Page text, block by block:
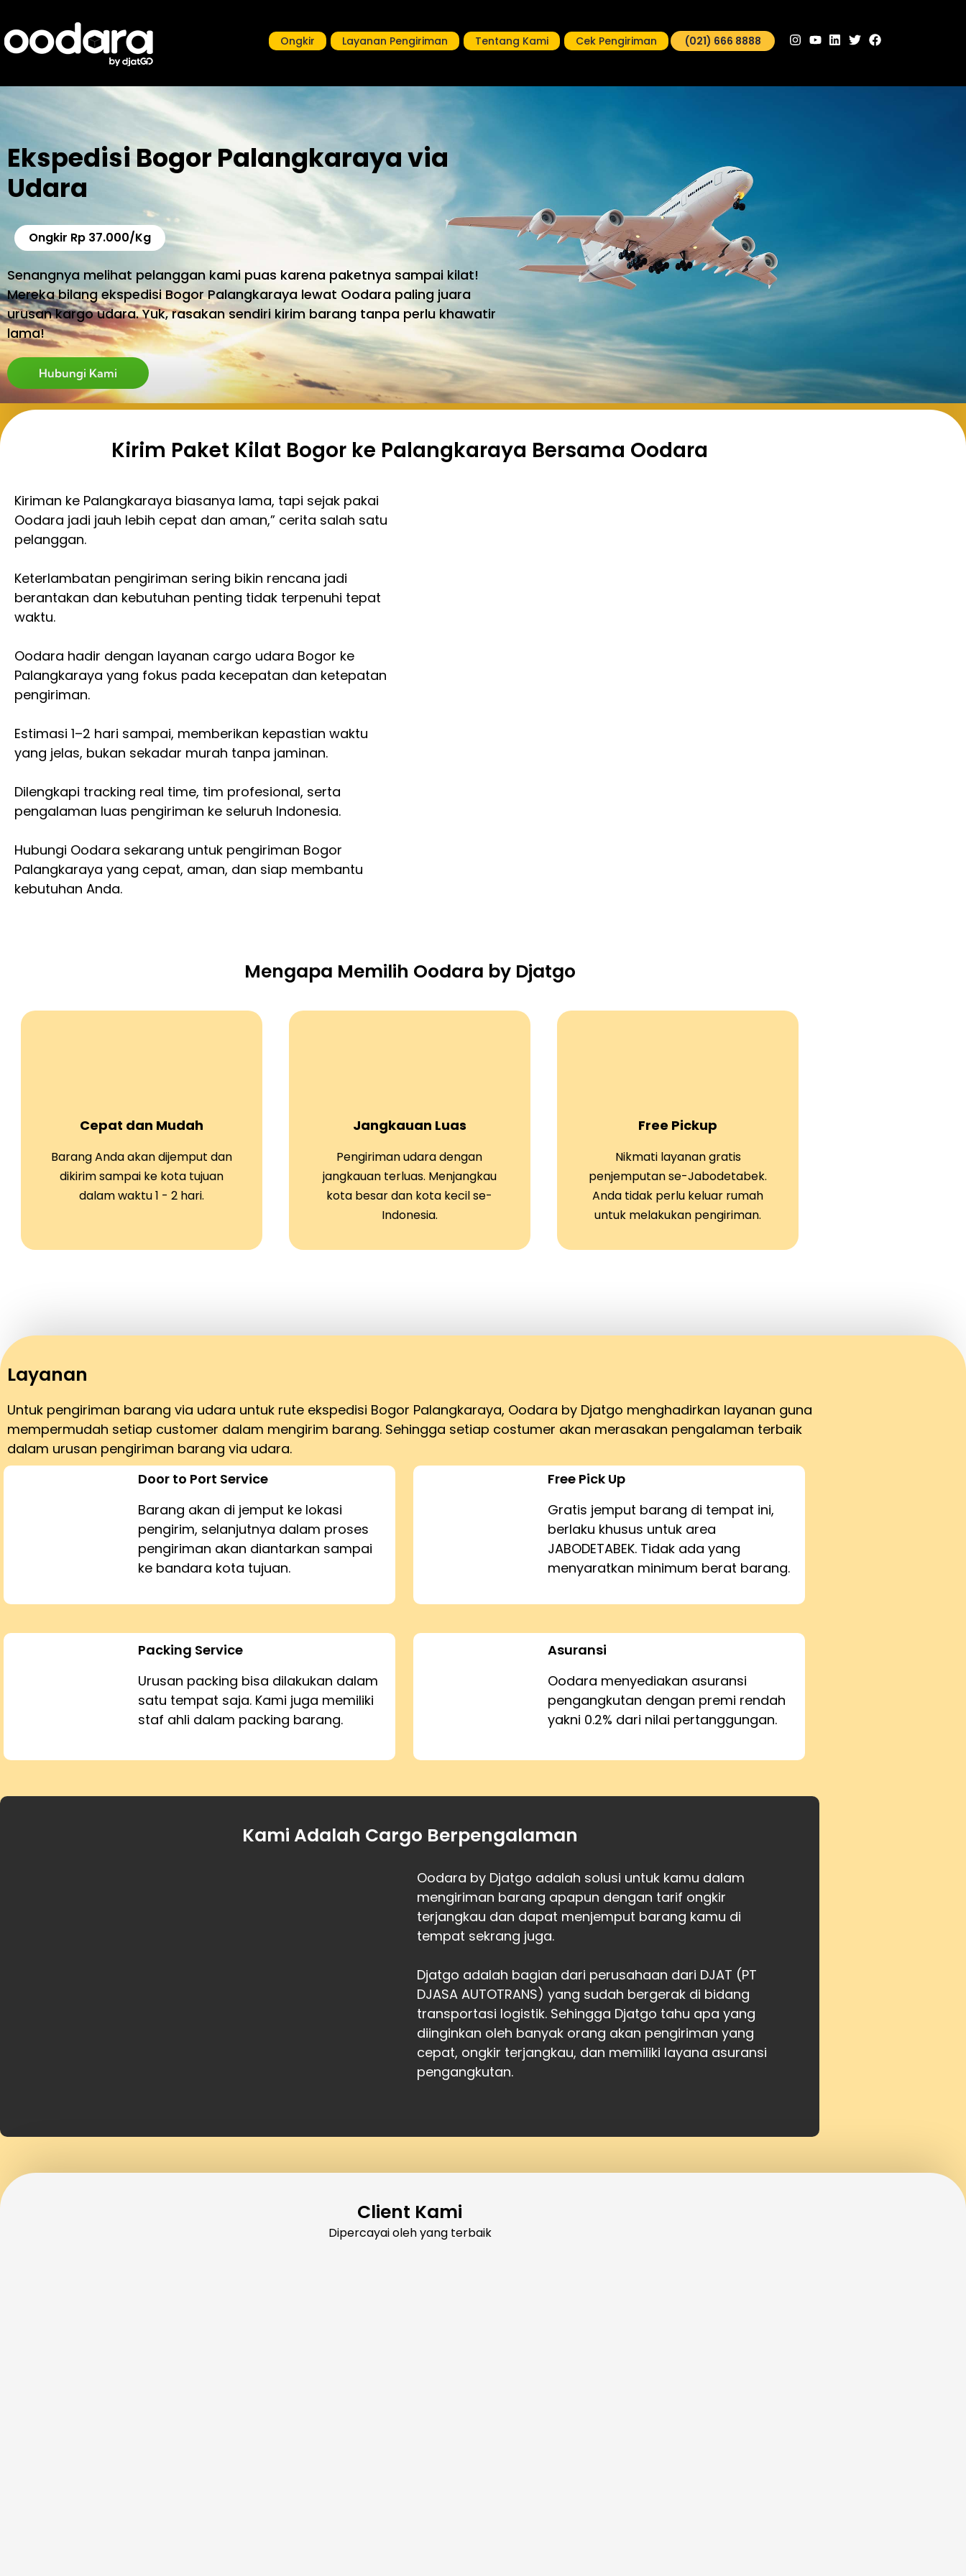
Ongkir Layanan Pengiriman Tentang Kami Cek Pengiriman (021) 666 8888
Ekspedisi Bogor Palangkaraya via
Udara
Ongkir Rp 37.000/Kg
Senangnya melihat pelanggan kami puas karena paketnya sampai kilat!
Mereka bilang ekspedisi Bogor Palangkaraya lewat Oodara paling juara
urusan kargo udara. Yuk, rasakan sendiri kirim barang tanpa perlu khawatir
lama!
Hubungi Kami
Kirim Paket Kilat Bogor ke Palangkaraya Bersama Oodara
Kiriman ke Palangkaraya biasanya lama, tapi sejak pakai
Oodara jadi jauh lebih cepat dan aman,” cerita salah satu
pelanggan.
Keterlambatan pengiriman sering bikin rencana jadi
berantakan dan kebutuhan penting tidak terpenuhi tepat
waktu.
Oodara hadir dengan layanan cargo udara Bogor ke
Palangkaraya yang fokus pada kecepatan dan ketepatan
pengiriman.
Estimasi 1–2 hari sampai, memberikan kepastian waktu
yang jelas, bukan sekadar murah tanpa jaminan.
Dilengkapi tracking real time, tim profesional, serta
pengalaman luas pengiriman ke seluruh Indonesia.
Hubungi Oodara sekarang untuk pengiriman Bogor
Palangkaraya yang cepat, aman, dan siap membantu
kebutuhan Anda.
Mengapa Memilih Oodara by Djatgo
Cepat dan Mudah
Barang Anda akan dijemput dan
dikirim sampai ke kota tujuan
dalam waktu 1 - 2 hari.
Jangkauan Luas
Pengiriman udara dengan
jangkauan terluas. Menjangkau
kota besar dan kota kecil se-
Indonesia.
Free Pickup
Nikmati layanan gratis
penjemputan se-Jabodetabek.
Anda tidak perlu keluar rumah
untuk melakukan pengiriman.
Layanan
Untuk pengiriman barang via udara untuk rute ekspedisi Bogor Palangkaraya, Oodara by Djatgo menghadirkan layanan guna
mempermudah setiap customer dalam mengirim barang. Sehingga setiap costumer akan merasakan pengalaman terbaik
dalam urusan pengiriman barang via udara.
Door to Port Service
Barang akan di jemput ke lokasi
pengirim, selanjutnya dalam proses
pengiriman akan diantarkan sampai
ke bandara kota tujuan.
Free Pick Up
Gratis jemput barang di tempat ini,
berlaku khusus untuk area
JABODETABEK. Tidak ada yang
menyaratkan minimum berat barang.
Packing Service
Urusan packing bisa dilakukan dalam
satu tempat saja. Kami juga memiliki
staf ahli dalam packing barang.
Asuransi
Oodara menyediakan asuransi
pengangkutan dengan premi rendah
yakni 0.2% dari nilai pertanggungan.
Kami Adalah Cargo Berpengalaman
Oodara by Djatgo adalah solusi untuk kamu dalam
mengiriman barang apapun dengan tarif ongkir
terjangkau dan dapat menjemput barang kamu di
tempat sekrang juga.
Djatgo adalah bagian dari perusahaan dari DJAT (PT
DJASA AUTOTRANS) yang sudah bergerak di bidang
transportasi logistik. Sehingga Djatgo tahu apa yang
diinginkan oleh banyak orang akan pengiriman yang
cepat, ongkir terjangkau, dan memiliki layana asuransi
pengangkutan.
Client Kami
Dipercayai oleh yang terbaik